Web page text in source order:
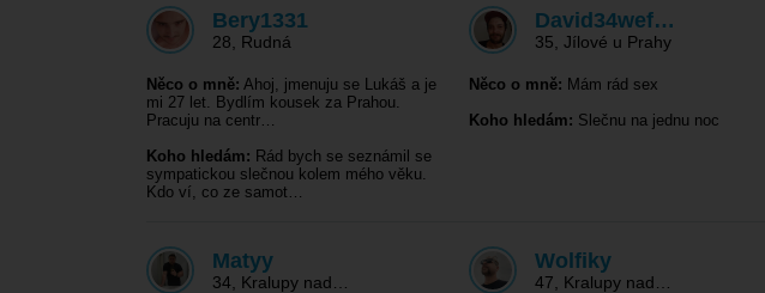
Bery1331
28 Rudná
Něco o mně: Ahoj, jmenuju se Lukáš a je
mi 27 let. Bydlím kousek za Prahou.
Pracuju na centr…
Koho hledám: Rád bych se seznámil se
sympatickou slečnou kolem mého věku.
Kdo ví, co ze samot…
David34wef…
35 Jílové u Prahy
Něco o mně: Mám rád sex
Koho hledám: Slečnu na jednu noc
Matyy
34 Kralupy nad…
Wolfiky
47 Kralupy nad…